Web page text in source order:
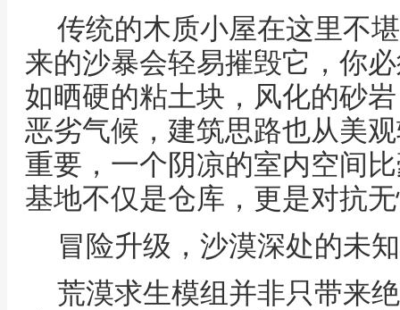
传统的木质小屋在这里不
来的沙暴会轻易摧毁它，你
如晒硬的粘土块，风化的砂
恶劣气候，建筑思路也从美
重要，一个阴凉的室内空间
基地不仅是仓库，更是对抗
冒险升级，沙漠深处的未
荒漠求生模组并非只带来